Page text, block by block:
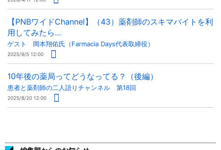
【PNBワイドChannel】（43）薬剤師のスキマバイトを利
用してみたら…
ゲスト 岡本翔佑氏（Farmacia Days代表取締役）
2025/9/5 12:00
10年後の薬局ってどうなってる？（後編）
患者と薬剤師の二人語りチャンネル 第18回
2025/8/20 12:00